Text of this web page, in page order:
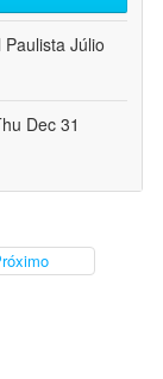
Júlio
Dec 31